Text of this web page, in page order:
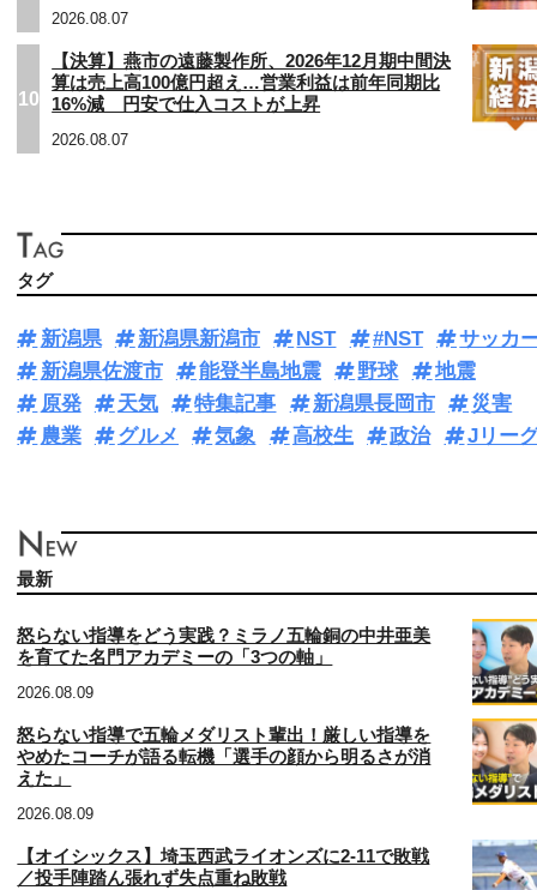
2026.08.07
10
【決算】燕市の遠藤製作所、2026年12月期中間決
算は売上高100億円超え…営業利益は前年同期比
16%減 円安で仕入コストが上昇
2026.08.07
タグ
新潟県 新潟県新潟市 NST #NST
サッカ
新潟県佐渡市
能登半島地震 野球
地震
原発
天気 特集記事 新潟県長岡市
災害
農業
グルメ 気象 高校生 政治 Jリー
最新
怒らない指導をどう実践？ミラノ五輪銅の中井亜美
を育てた名門アカデミーの「3つの軸」
2026.08.09
怒らない指導で五輪メダリスト輩出！厳しい指導を
やめたコーチが語る転機「選手の顔から明るさが消
えた」
2026.08.09
【オイシックス】埼玉西武ライオンズに2‐11で敗戦
／投手陣踏ん張れず失点重ね敗戦